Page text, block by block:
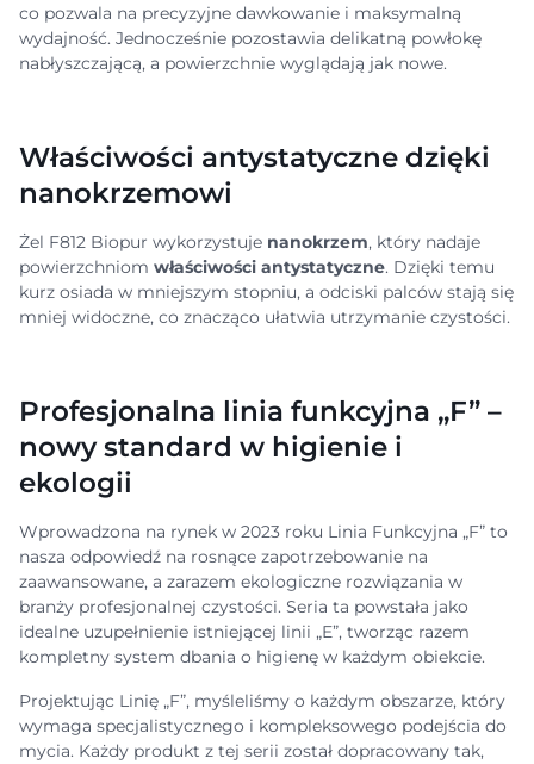
co pozwala na precyzyjne dawkowanie i maksymalną
wydajność. Jednocześnie pozostawia delikatną powłokę
nabłyszczającą, a powierzchnie wyglądają jak nowe.
Właściwości antystatyczne dzięki
nanokrzemowi
Żel F812 Biopur wykorzystuje nanokrzem, który nadaje
powierzchniom właściwości antystatyczne. Dzięki temu
kurz osiada w mniejszym stopniu, a odciski palców stają się
mniej widoczne, co znacząco ułatwia utrzymanie czystości.
Profesjonalna linia funkcyjna „F” –
nowy standard w higienie i
ekologii
Wprowadzona na rynek w 2023 roku Linia Funkcyjna „F” to
nasza odpowiedź na rosnące zapotrzebowanie na
zaawansowane, a zarazem ekologiczne rozwiązania w
branży profesjonalnej czystości. Seria ta powstała jako
idealne uzupełnienie istniejącej linii „E”, tworząc razem
kompletny system dbania o higienę w każdym obiekcie.
Projektując Linię „F”, myśleliśmy o każdym obszarze, który
wymaga specjalistycznego i kompleksowego podejścia do
mycia. Każdy produkt z tej serii został dopracowany tak,